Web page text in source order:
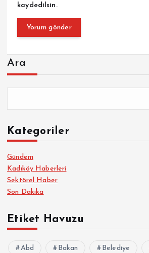
kaydedilsin.
Ara
Kategoriler
Gündem
Kadıköy Haberleri
Sektörel Haber
Son Dakika
Etiket Havuzu
Abd Bakan Belediye